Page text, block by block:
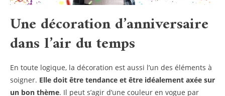
Une décoration d’anniversaire
dans l’air du temps
En toute logique, la décoration est aussi l’un des éléments à
soigner. Elle doit être tendance et être idéalement axée sur
un bon thème. Il peut s’agir d’une couleur en vogue par